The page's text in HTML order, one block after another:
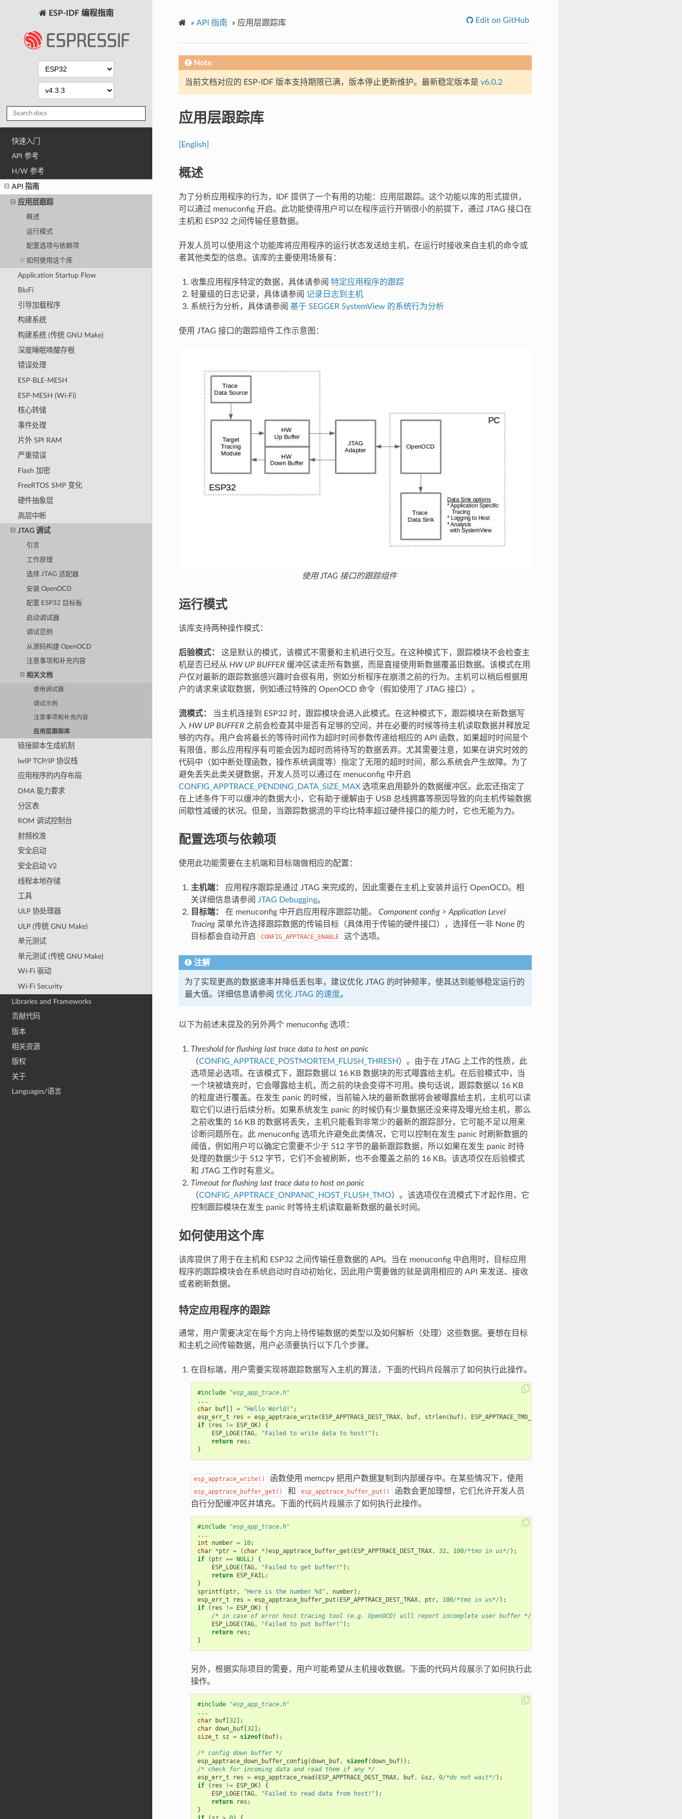
ESP-IDF 编程指南
快速入门
API 参考
H/W 参考
API 指南
应用层跟踪
概述
运行模式
配置选项与依赖项
如何使用这个库
Application Startup Flow
BluFi
引导加载程序
构建系统
构建系统 (传统 GNU Make)
深度睡眠唤醒存根
错误处理
ESP-BLE-MESH
ESP-MESH (Wi-Fi)
核心转储
事件处理
片外 SPI RAM
严重错误
Flash 加密
FreeRTOS SMP 变化
硬件抽象层
高层中断
JTAG 调试
引言
工作原理
选择 JTAG 适配器
安装 OpenOCD
配置 ESP32 目标板
启动调试器
调试范例
从源码构建 OpenOCD
注意事项和补充内容
相关文档
使用调试器
调试示例
注意事项和补充内容
应用层跟踪库
链接脚本生成机制
lwIP TCP/IP 协议栈
应用程序的内存布局
DMA 能力要求
分区表
ROM 调试控制台
射频校准
安全启动
安全启动 V2
线程本地存储
工具
ULP 协处理器
ULP (传统 GNU Make)
单元测试
单元测试 (传统 GNU Make)
Wi-Fi 驱动
Wi-Fi Security
Libraries and Frameworks
贡献代码
版本
相关资源
版权
关于
Languages/语言
» API 指南 » 应用层跟踪库 Edit on GitHub
Note
当前文档对应的 ESP-IDF 版本支持期限已满，版本停止更新维护。最新稳定版本是 v6.0.2
应用层跟踪库
[English]
概述
为了分析应用程序的行为，IDF 提供了一个有用的功能：应用层跟踪。这个功能以库的形式提供，
可以通过 menuconfig 开启。此功能使得用户可以在程序运行开销很小的前提下，通过 JTAG 接口在
主机和 ESP32 之间传输任意数据。
开发人员可以使用这个功能库将应用程序的运行状态发送给主机，在运行时接收来自主机的命令或
者其他类型的信息。该库的主要使用场景有：
收集应用程序特定的数据，具体请参阅 特定应用程序的跟踪
轻量级的日志记录，具体请参阅 记录日志到主机
系统行为分析，具体请参阅 基于 SEGGER SystemView 的系统行为分析
使用 JTAG 接口的跟踪组件工作示意图：
使用 JTAG 接口的跟踪组件
运行模式
该库支持两种操作模式：
后验模式：
这是默认的模式，该模式不需要和主机进行交互。在这种模式下，跟踪模块不会检查主
机是否已经从 HW UP BUFFER缓冲区读走所有数据，而是直接使用新数据覆盖旧数据。该模式在用
户仅对最新的跟踪数据感兴趣时会很有用，例如分析程序在崩溃之前的行为。主机可以稍后根据用
户的请求来读取数据，例如通过特殊的 OpenOCD 命令（假如使用了 JTAG 接口）。
流模式：
当主机连接到 ESP32 时，跟踪模块会进入此模式。在这种模式下，跟踪模块在新数据写
入 HW UP BUFFER之前会检查其中是否有足够的空间，并在必要的时候等待主机读取数据并释放足
够的内存。用户会将最长的等待时间作为超时时间参数传递给相应的 API 函数，如果超时时间是个
有限值，那么应用程序有可能会因为超时而将待写的数据丢弃。尤其需要注意，如果在讲究时效的
代码中（如中断处理函数，操作系统调度等）指定了无限的超时时间，那么系统会产生故障。为了
避免丢失此类关键数据，开发人员可以通过在 menuconfig 中开启
CONFIG_APPTRACE_PENDING_DATA_SIZE_MAX选项来启用额外的数据缓冲区。此宏还指定了
在上述条件下可以缓冲的数据大小，它有助于缓解由于 USB 总线拥塞等原因导致的向主机传输数据
间歇性减缓的状况。但是，当跟踪数据流的平均比特率超过硬件接口的能力时，它也无能为力。
配置选项与依赖项
使用此功能需要在主机端和目标端做相应的配置：
主机端：
应用程序跟踪是通过 JTAG 来完成的，因此需要在主机上安装并运行 OpenOCD。相
关详细信息请参阅 JTAG Debugging。
目标端：
在 menuconfig 中开启应用程序跟踪功能。 Component config > Application Level
Tracing菜单允许选择跟踪数据的传输目标（具体用于传输的硬件接口），选择任一非 None 的
目标都会自动开启
CONFIG_APPTRACE_ENABLE 这个选项。
注解
为了实现更高的数据速率并降低丢包率，建议优化 JTAG 的时钟频率，使其达到能够稳定运行的
最大值。详细信息请参阅 优化 JTAG 的速度。
以下为前述未提及的另外两个 menuconfig 选项：
Threshold for flushing last trace data to host on panic
（CONFIG_APPTRACE_POSTMORTEM_FLUSH_THRESH ）。由于在 JTAG 上工作的性质，此
选项是必选项。在该模式下，跟踪数据以 16 KB 数据块的形式曝露给主机。在后验模式中，当
一个块被填充时，它会曝露给主机，而之前的块会变得不可用。换句话说，跟踪数据以 16 KB
的粒度进行覆盖。在发生 panic 的时候，当前输入块的最新数据将会被曝露给主机，主机可以读
取它们以进行后续分析。如果系统发生 panic 的时候仍有少量数据还没来得及曝光给主机，那么
之前收集的 16 KB 的数据将丢失，主机只能看到非常少的最新的跟踪部分，它可能不足以用来
诊断问题所在。此 menuconfig 选项允许避免此类情况，它可以控制在发生 panic 时刷新数据的
阈值，例如用户可以确定它需要不少于 512 字节的最新跟踪数据，所以如果在发生 panic 时待
处理的数据少于 512 字节，它们不会被刷新，也不会覆盖之前的 16 KB。该选项仅在后验模式
和 JTAG 工作时有意义。
Timeout for flushing last trace data to host on panic
（CONFIG_APPTRACE_ONPANIC_HOST_FLUSH_TMO）。该选项仅在流模式下才起作用，它
控制跟踪模块在发生 panic 时等待主机读取最新数据的最长时间。
如何使用这个库
该库提供了用于在主机和 ESP32 之间传输任意数据的 API。当在 menuconfig 中启用时，目标应用
程序的跟踪模块会在系统启动时自动初始化，因此用户需要做的就是调用相应的 API 来发送、接收
或者刷新数据。
特定应用程序的跟踪
通常，用户需要决定在每个方向上待传输数据的类型以及如何解析（处理）这些数据。要想在目标
和主机之间传输数据，用户必须要执行以下几个步骤。
在目标端，用户需要实现将跟踪数据写入主机的算法，下面的代码片段展示了如何执行此操作。
#include
"esp_app_trace.h"
...
char
buf[] = "Hello World!" ;
esp_err_t
res = esp_apptrace_write( ESP_APPTRACE_DEST_TRAX, buf, strlen( buf), ESP_APPTRACE_TMO_INFINITE
if
( res != ESP_OK)
{
ESP_LOGE(TAG, "Failed to write data to host!" );
return
res ;
}
esp_apptrace_write() 函数使用 memcpy 把用户数据复制到内部缓存中。在某些情况下，使用
esp_apptrace_buffer_get() 和 esp_apptrace_buffer_put()
函数会更加理想，它们允许开发人员
自行分配缓冲区并填充。下面的代码片段展示了如何执行此操作。
#include
"esp_app_trace.h"
...
int
number = 10;
char *ptr = ( char * )esp_apptrace_buffer_get ( ESP_APPTRACE_DEST_TRAX, 32, 100/*tmo in us*/ );
if
( ptr == NULL)
{
ESP_LOGE(TAG, "Failed to get buffer!" );
return
ESP_FAIL;
}
sprintf( ptr, "Here is the number %d" , number);
esp_err_t
res = esp_apptrace_buffer_put ( ESP_APPTRACE_DEST_TRAX, ptr, 100/*tmo in us*/ );
if
( res != ESP_OK)
{
/* in case of error host tracing tool (e.g. OpenOCD) will report incomplete user buffer */
ESP_LOGE(TAG, "Failed to put buffer!" );
return
res ;
}
另外，根据实际项目的需要，用户可能希望从主机接收数据。下面的代码片段展示了如何执行此
操作。
#include
"esp_app_trace.h"
...
char
buf[ 32];
char down_buf[ 32];
size_t
sz = sizeof( buf);
/* config down buffer */
esp_apptrace_down_buffer_config (down_buf, sizeof(down_buf));
/* check for incoming data and read them if any */
esp_err_t
res = esp_apptrace_read ( ESP_APPTRACE_DEST_TRAX, buf, &sz , 0/*do not wait*/ );
if
( res != ESP_OK)
{
ESP_LOGE(TAG, "Failed to read data from host!" );
return
res ;
}